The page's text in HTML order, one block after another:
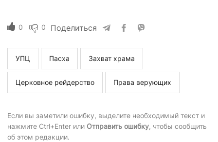
0 0 Поделиться
УПЦ Пасха Захват храма
Церковное рейдерство Права верующих
Если вы заметили ошибку, выделите необходимый текст и
нажмите Ctrl+Enter или Отправить ошибку, чтобы сообщить
об этом редакции.